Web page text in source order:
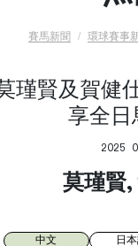
賽馬新聞 環球賽事
莫瑾賢及賀
享全日
2025
莫瑾賢,
中文 日